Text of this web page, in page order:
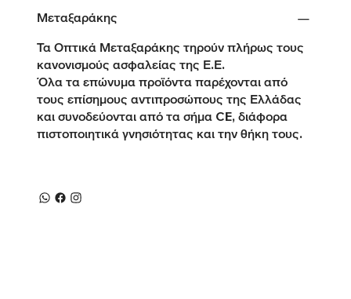
Μεταξαράκης
Τα Οπτικά Μεταξαράκης τηρούν πλήρως τους
κανονισμούς ασφαλείας της Ε.Ε.
Όλα τα επώνυμα προϊόντα παρέχονται από
τους επίσημους αντιπροσώπους της Ελλάδας
και συνοδεύονται από τα σήμα CE, διάφορα
πιστοποιητικά γνησιότητας και την θήκη τους.